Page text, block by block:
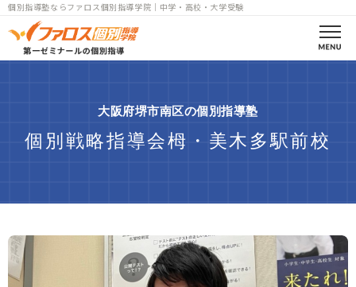
個別指導塾ならファロス個別指導学院｜中学・高校・大学受験
合格実績
高校部一覧 中学部一覧
大阪府堺市南区の個別指導塾
個別戦略指導会栂・美木多駅前校